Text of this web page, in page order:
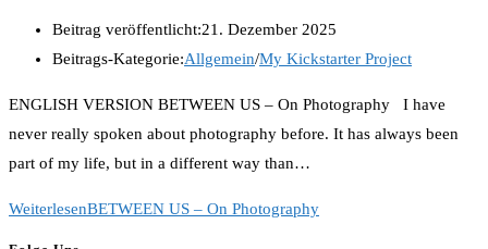
Beitrag veröffentlicht:21. Dezember 2025
Beitrags-Kategorie:Allgemein/My Kickstarter Project
ENGLISH VERSION BETWEEN US – On Photography I have
never really spoken about photography before. It has always been
part of my life, but in a different way than…
WeiterlesenBETWEEN US – On Photography